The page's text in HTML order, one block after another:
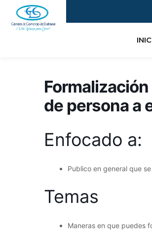
contenido
de persona a
Enfocado a:
Publico en general que
Temas
Maneras en que puedes